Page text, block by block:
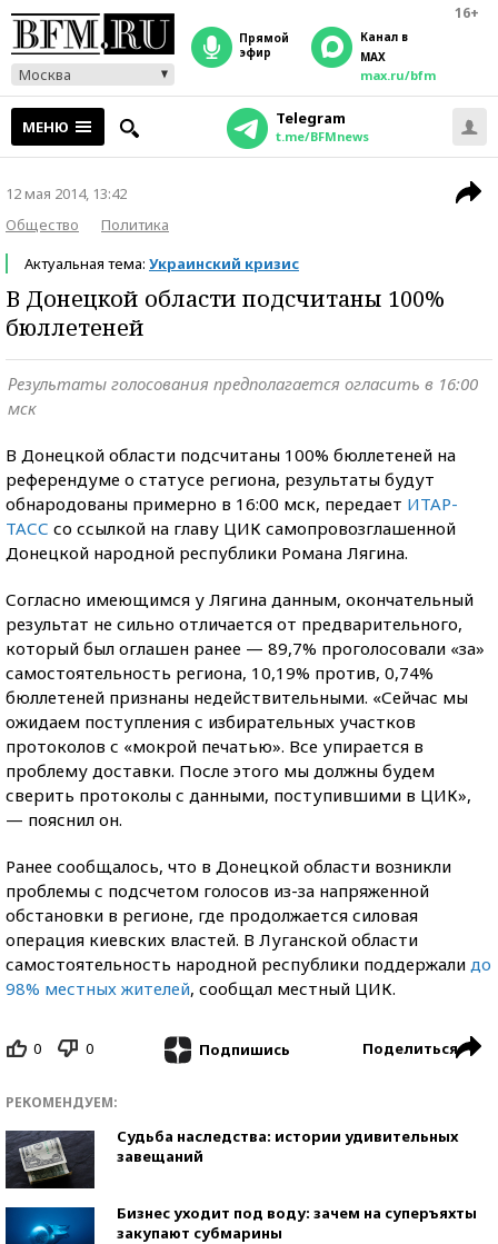
16+
Москва
прямой
эфир
Канал в
MAX
max.ru/bfm
МЕНЮ Telegram
t.me/BFMnews
12 мая 2014, 13:42
Общество
Политика
Актуальная тема: Украинский кризис
В Донецкой области подсчитаны 100%
бюллетеней
Результаты голосования предполагается огласить в 16:00
мск
В Донецкой области подсчитаны 100% бюллетеней на
референдуме о статусе региона, результаты будут
обнародованы примерно в 16:00 мск, передает ИТАР-
ТАСС со ссылкой на главу ЦИК самопровозглашенной
Донецкой народной республики Романа Лягина.
Согласно имеющимся у Лягина данным, окончательный
результат не сильно отличается от предварительного,
который был оглашен ранее — 89,7% проголосовали «за»
самостоятельность региона, 10,19% против, 0,74%
бюллетеней признаны недействительными. «Сейчас мы
ожидаем поступления с избирательных участков
протоколов с «мокрой печатью». Все упирается в
проблему доставки. После этого мы должны будем
сверить протоколы с данными, поступившими в ЦИК»,
— пояснил он.
Ранее сообщалось, что в Донецкой области возникли
проблемы с подсчетом голосов из-за напряженной
обстановки в регионе, где продолжается силовая
операция киевских властей. В Луганской области
самостоятельность народной республики поддержали до
98% местных жителей, сообщал местный ЦИК.
0 0 Подпишись Поделиться
РЕКОМЕНДУЕМ:
Судьба наследства: истории удивительных
завещаний
Бизнес уходит под воду: зачем на суперъяхты
закупают субмарины